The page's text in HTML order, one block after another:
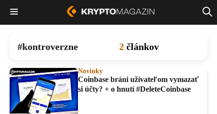
kontroverzne 2 článkov
Novinky
Coinbase bráni užívateľom vymazať
si účty? + o hnutí #DeleteCoinbase